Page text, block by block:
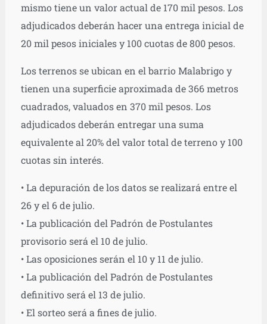
mismo tiene un valor actual de 170 mil pesos. Los
adjudicados deberán hacer una entrega inicial de
20 mil pesos iniciales y 100 cuotas de 800 pesos.
Los terrenos se ubican en el barrio Malabrigo y
tienen una superficie aproximada de 366 metros
cuadrados, valuados en 370 mil pesos. Los
adjudicados deberán entregar una suma
equivalente al 20% del valor total de terreno y 100
cuotas sin interés.
• La depuración de los datos se realizará entre el
26 y el 6 de julio.
• La publicación del Padrón de Postulantes
provisorio será el 10 de julio.
• Las oposiciones serán el 10 y 11 de julio.
• La publicación del Padrón de Postulantes
definitivo será el 13 de julio.
• El sorteo será a fines de julio.